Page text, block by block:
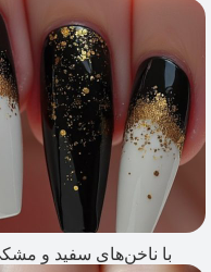
با ناخن‌های سفید و